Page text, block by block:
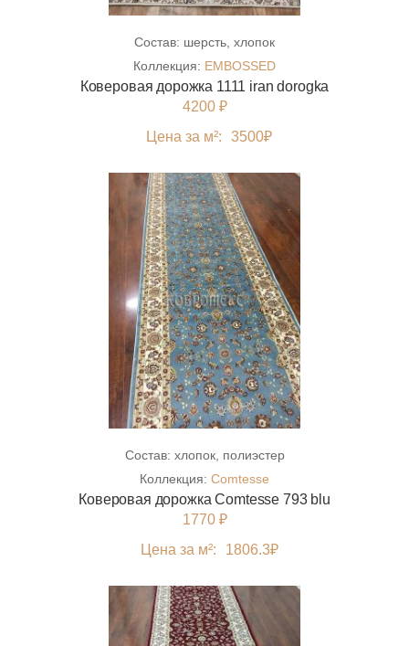
Состав: шерсть, хлопок
Коллекция: EMBOSSED
Коверовая дорожка 1111 iran dorogka
4200 ₽
Цена за м²:
3500₽
Состав: хлопок, полиэстер
Коллекция: Comtesse
Коверовая дорожка Comtesse 793 blu
1770 ₽
Цена за м²:
1806.3₽